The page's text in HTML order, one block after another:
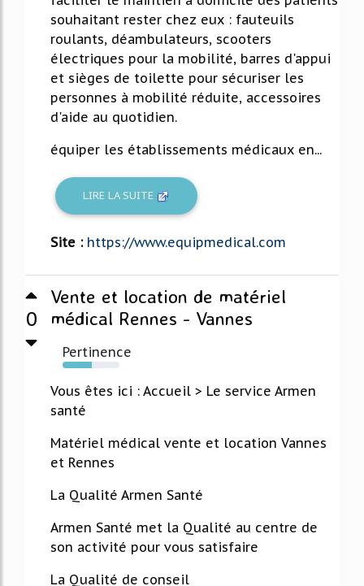
souhaitant rester chez eux : fauteuils
roulants, déambulateurs, scooters
électriques pour la mobilité, barres d'appui
et sièges de toilette pour sécuriser les
personnes à mobilité réduite, accessoires
d'aide au quotidien.
équiper les établissements médicaux en...
LIRE LA SUITE
Site : https://www.equipmedical.com
0
Vente et location de matériel
médical Rennes - Vannes
Pertinence
52%
Vous êtes ici : Accueil > Le service Armen
santé
Matériel médical vente et location Vannes
et Rennes
La Qualité Armen Santé
Armen Santé met la Qualité au centre de
son activité pour vous satisfaire
La Qualité de conseil